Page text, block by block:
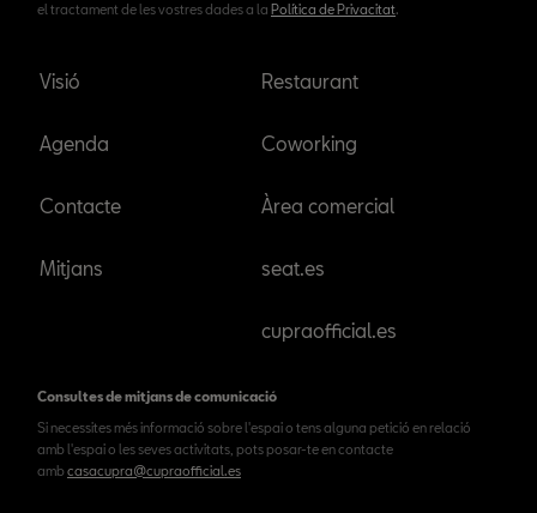
el tractament de les vostres dades a la Política de Privacitat.
Visió
Agenda
Contacte
Mitjans
Restaurant
Coworking
Àrea comercial
seat.es
cupraofficial.es
Consultes de mitjans de comunicació
Si necessites més informació sobre l'espai o tens alguna petició en relació
amb l'espai o les seves activitats, pots posar-te en contacte
amb casacupra@cupraofficial.es